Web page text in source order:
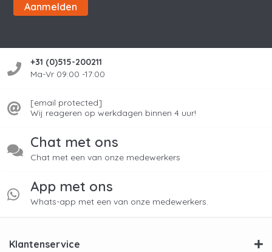
Aanmelden
+31 (0)515-200211
Ma-Vr 09:00 -17:00
[email protected]
Wij reageren op werkdagen binnen 4 uur!
Chat met ons
Chat met een van onze medewerkers
App met ons
Whats-app met een van onze medewerkers.
Klantenservice